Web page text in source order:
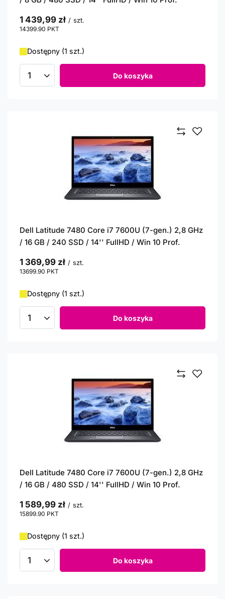
1 439,99 zł / szt.
14399.90 PKT
Dostępny (1 szt.)
Ilość produktów Do koszyka
Dell Latitude 7480 Core i7 7600U (7-gen.) 2,8 GHz
/ 16 GB / 240 SSD / 14'' FullHD / Win 10 Prof.
1 369,99 zł / szt.
13699.90 PKT
Dostępny (1 szt.)
Ilość produktów Do koszyka
Dell Latitude 7480 Core i7 7600U (7-gen.) 2,8 GHz
/ 16 GB / 480 SSD / 14'' FullHD / Win 10 Prof.
1 589,99 zł / szt.
15899.90 PKT
Dostępny (1 szt.)
Ilość produktów Do koszyka